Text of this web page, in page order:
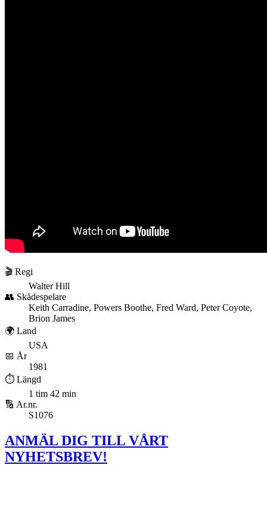
🎬 Regi
Walter Hill
👥 Skådespelare
Keith Carradine, Powers Boothe, Fred Ward, Peter Coyote,
Brion James
🌍 Land
USA
📅 År
1981
⏱️ Längd
1 tim 42 min
🔢 Ar.nr.
S1076
ANMÄL DIG TILL VÅRT
NYHETSBREV!